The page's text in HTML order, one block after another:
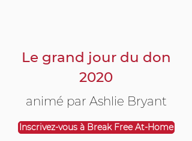
Le grand jour du don
2020
animé par Ashlie Bryant
Inscrivez-vous à Break Free At-Home